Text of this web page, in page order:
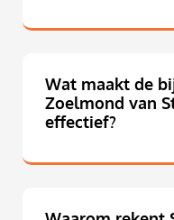
Wat maakt de
Zoelmond van
effectief?